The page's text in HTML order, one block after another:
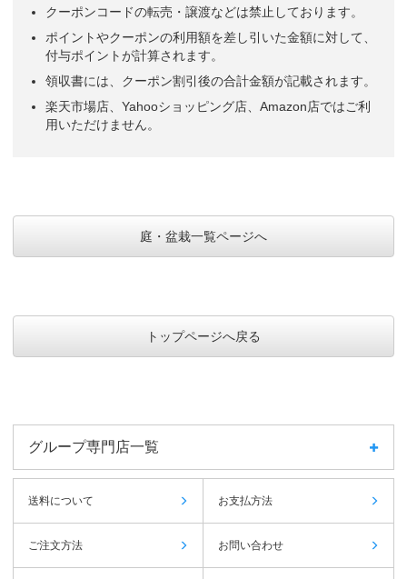
クーポンコードの転売・譲渡などは禁止しております。
ポイントやクーポンの利用額を差し引いた金額に対して、
付与ポイントが計算されます。
領収書には、クーポン割引後の合計金額が記載されます。
楽天市場店、Yahooショッピング店、Amazon店ではご利
用いただけません。
庭・盆栽一覧ページへ
トップページへ戻る
グループ専門店一覧
送料について お支払方法
ご注文方法 お問い合わせ